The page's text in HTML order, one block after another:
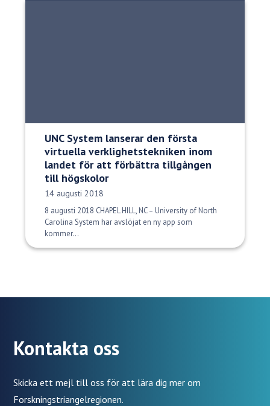
UNC System lanserar den första
virtuella verklighetstekniken inom
landet för att förbättra tillgången
till högskolor
Publiceringsdatum:
14 augusti 2018
8 augusti 2018 CHAPEL HILL, NC – University of North
Carolina System har avslöjat en ny app som
kommer...
Kontakta oss
Skicka ett mejl till oss för att lära dig mer om
Forskningstriangelregionen.